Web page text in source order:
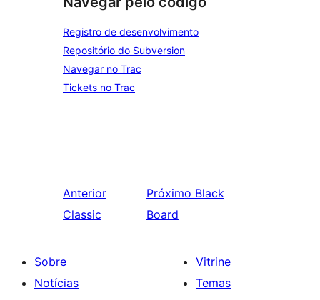
Registro de desenvolvimento
Repositório do Subversion
Navegar no Trac
Tickets no Trac
Anterior
Classic
Próximo Black
Board
Sobre
Notícias
Vitrine
Temas